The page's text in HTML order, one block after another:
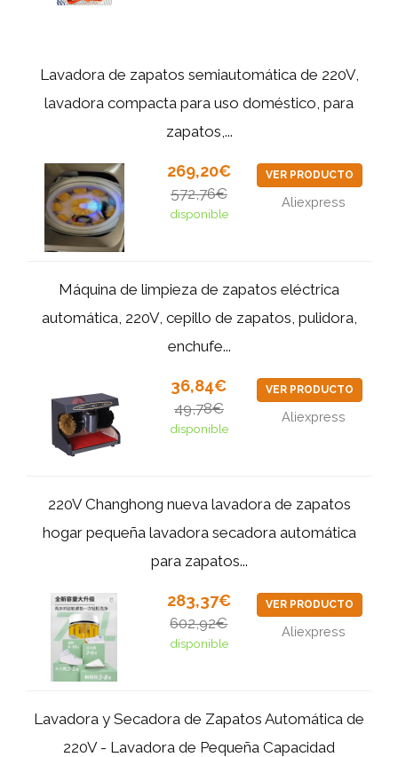
Lavadora de zapatos semiautomática de 220V,
lavadora compacta para uso doméstico, para
zapatos,...
269,20€
572,76€
disponible
VER PRODUCTO
Aliexpress
Máquina de limpieza de zapatos eléctrica
automática, 220V, cepillo de zapatos, pulidora,
enchufe...
36,84€
49,78€
disponible
VER PRODUCTO
Aliexpress
220V Changhong nueva lavadora de zapatos
hogar pequeña lavadora secadora automática
para zapatos...
283,37€
602,92€
disponible
VER PRODUCTO
Aliexpress
Lavadora y Secadora de Zapatos Automática de
220V - Lavadora de Pequeña Capacidad